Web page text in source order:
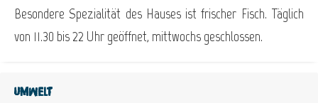
Besondere Spezialität des Hauses ist frischer Fisch. Täglich
von 11.30 bis 22 Uhr geöffnet, mittwochs geschlossen.
Umwelt